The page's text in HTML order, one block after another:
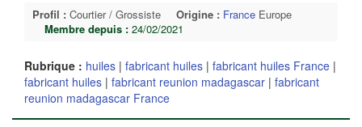
Profil : Courtier / Grossiste Origine : France Europe
Membre depuis : 24/02/2021
Rubrique : huiles | fabricant huiles | fabricant huiles France |
fabricant huiles | fabricant reunion madagascar | fabricant
reunion madagascar France